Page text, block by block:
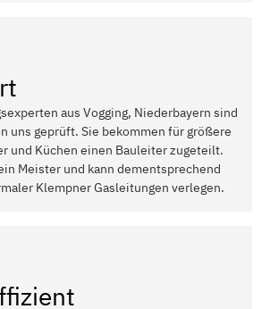
aus Vogging, Niederbayern sind
uns geprüft. Sie bekommen für größere
und Küchen einen Bauleiter zugeteilt.
Meister und kann dementsprechend
Klempner Gasleitungen verlegen.